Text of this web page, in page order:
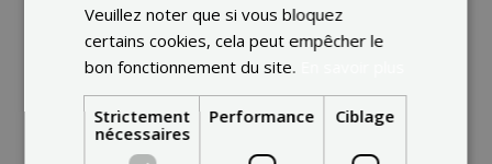
Veuillez noter que si vous bloquez
certains cookies, cela peut empêcher le
bon fonctionnement du site.
Strictement
nécessaires
Performance Ciblage